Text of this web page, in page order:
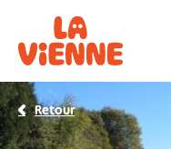
Retour